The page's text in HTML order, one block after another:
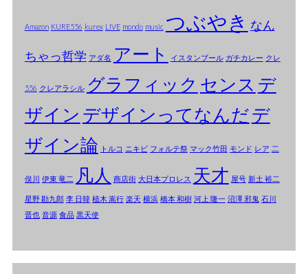
2005年8月
2005年7月
2005年3月
2005年2月
2004年11月
Amazon KURE556 kurex LIVE mondo music つぶやき なん
ちゃっ哲学 アダ名 アート イスタンブール ガチカレー クレ
556 クレアラシル グラフィック センス デ
ザイン デザインってなんだデ
ザイン論
トルコ ニキビ フォルテ祭 マック竹田 モンド レア 二
俣川 伊東 竜二 凡人 商店街 大日本プロレス 天才 屋号 新土 裕二
星野 勘九郎 李 日韓 植木 嵩行 楽天 横浜 橋本 和樹 河上 隆一 沼澤 邪鬼 石川
晋也 音源 食品 黒天使